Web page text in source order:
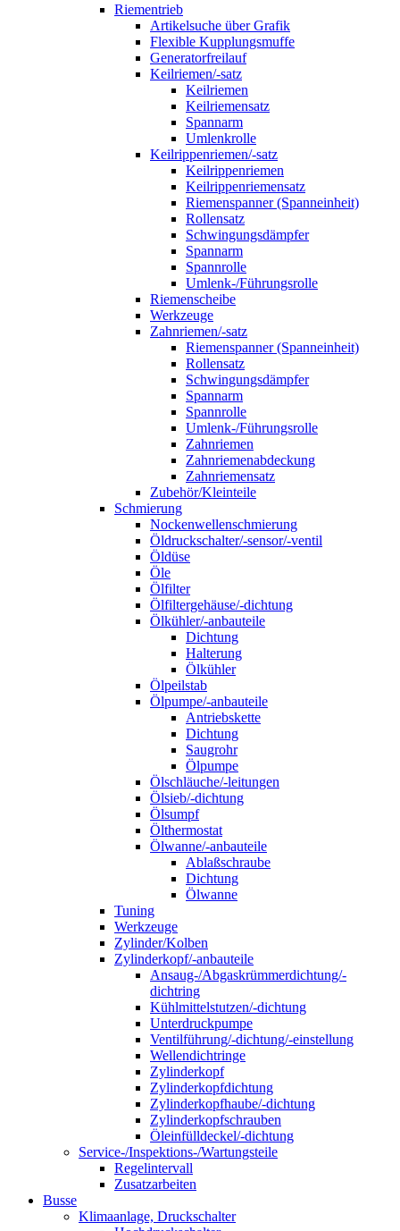
Riementrieb
Artikelsuche über Grafik
Flexible Kupplungsmuffe
Generatorfreilauf
Keilriemen/-satz
Keilriemen
Keilriemensatz
Spannarm
Umlenkrolle
Keilrippenriemen/-satz
Keilrippenriemen
Keilrippenriemensatz
Riemenspanner (Spanneinheit)
Rollensatz
Schwingungsdämpfer
Spannarm
Spannrolle
Umlenk-/Führungsrolle
Riemenscheibe
Werkzeuge
Zahnriemen/-satz
Riemenspanner (Spanneinheit)
Rollensatz
Schwingungsdämpfer
Spannarm
Spannrolle
Umlenk-/Führungsrolle
Zahnriemen
Zahnriemenabdeckung
Zahnriemensatz
Zubehör/Kleinteile
Schmierung
Nockenwellenschmierung
Öldruckschalter/-sensor/-ventil
Öldüse
Öle
Ölfilter
Ölfiltergehäuse/-dichtung
Ölkühler/-anbauteile
Dichtung
Halterung
Ölkühler
Ölpeilstab
Ölpumpe/-anbauteile
Antriebskette
Dichtung
Saugrohr
Ölpumpe
Ölschläuche/-leitungen
Ölsieb/-dichtung
Ölsumpf
Ölthermostat
Ölwanne/-anbauteile
Ablaßschraube
Dichtung
Ölwanne
Tuning
Werkzeuge
Zylinder/Kolben
Zylinderkopf/-anbauteile
Ansaug-/Abgaskrümmerdichtung/-
dichtring
Kühlmittelstutzen/-dichtung
Unterdruckpumpe
Ventilführung/-dichtung/-einstellung
Wellendichtringe
Zylinderkopf
Zylinderkopfdichtung
Zylinderkopfhaube/-dichtung
Zylinderkopfschrauben
Öleinfülldeckel/-dichtung
Service-/Inspektions-/Wartungsteile
Regelintervall
Zusatzarbeiten
Busse
Klimaanlage, Druckschalter